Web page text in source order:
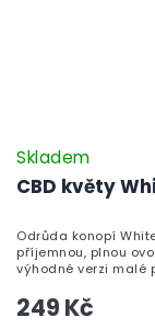
CBD květy
Skladem
249 Kč
Odrůda konopí
příjemnou, plnou
výhodné verzi malé